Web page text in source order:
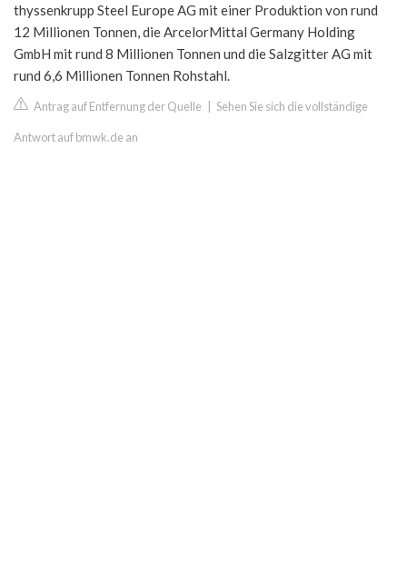
thyssenkrupp Steel Europe AG mit einer Produktion von rund
12 Millionen Tonnen, die ArcelorMittal Germany Holding
GmbH mit rund 8 Millionen Tonnen und die Salzgitter AG mit
rund 6,6 Millionen Tonnen Rohstahl.
Antrag auf Entfernung der Quelle Sehen Sie sich die vollständige
Antwort auf bmwk.de an